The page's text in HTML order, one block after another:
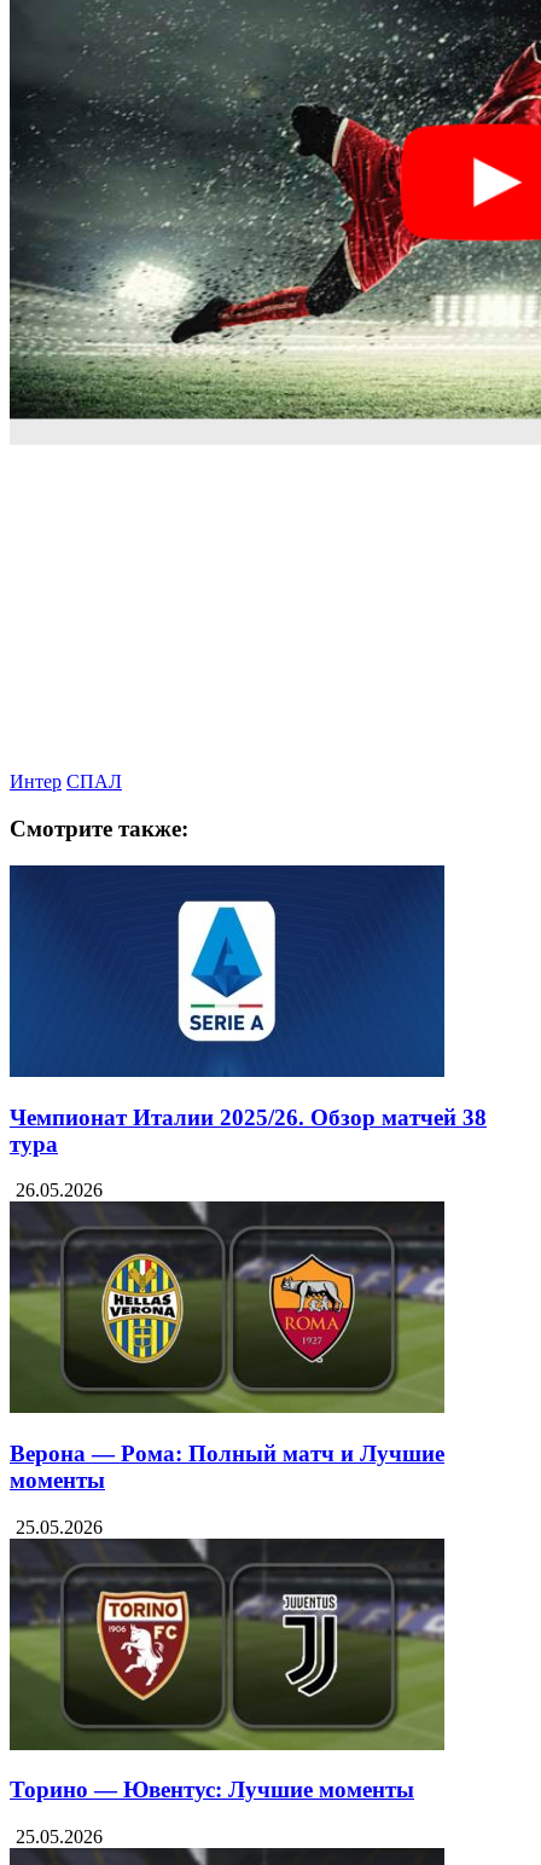
Интер СПАЛ
Смотрите также:
Чемпионат Италии 2025/26. Обзор матчей 38
тура
26.05.2026
Верона — Рома: Полный матч и Лучшие
моменты
25.05.2026
Торино — Ювентус: Лучшие моменты
25.05.2026